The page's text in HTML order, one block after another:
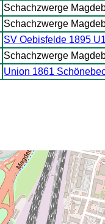
Schachzwerge
Schachzwerge
SV Oebisfelde 1895
Schachzwerge
Union 1861